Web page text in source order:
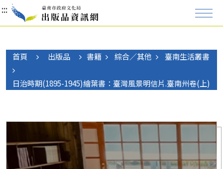
:::
:::
:::
首頁 出版品 書籍 綜合／其他 臺南生活叢書
日治時期(1895-1945)繪葉書：臺灣風景明信片.臺南州卷(上)